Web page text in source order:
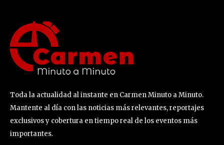
Toda la actualidad al instante en Carmen Minuto a Minuto.
Mantente al día con las noticias más relevantes, reportajes
exclusivos y cobertura en tiempo real de los eventos más
importantes.